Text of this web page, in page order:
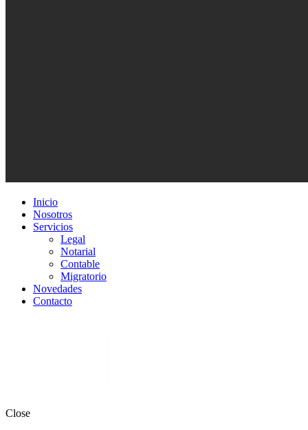
Inicio
Nosotros
Servicios
Legal
Notarial
Contable
Migratorio
Novedades
Contacto
Close